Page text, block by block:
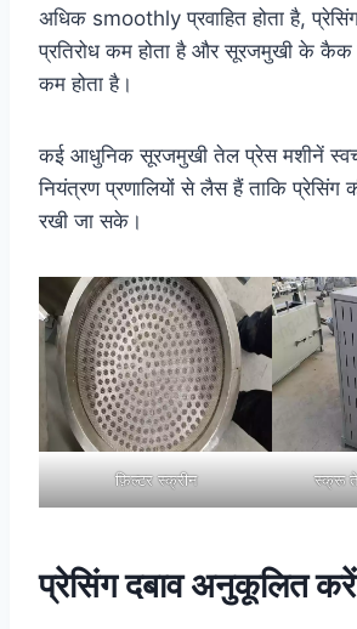
अधिक smoothly प्रवाहित होता है,
प्रतिरोध कम होता है और सूरजमुखी के कैक
कम होता है।
कई आधुनिक सूरजमुखी तेल प्रेस मशीनें
नियंत्रण प्रणालियों से लैस हैं ताकि प्रेसिंग
रखी जा सके।
फ़िल्टर स्क्रीन स्क्रू
प्रेसिंग दबाव अनुकूलित करें